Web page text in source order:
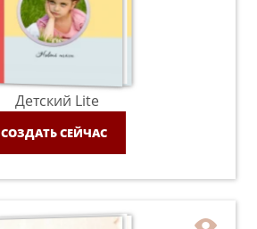
Детский Lite
СОЗДАТЬ СЕЙЧАС